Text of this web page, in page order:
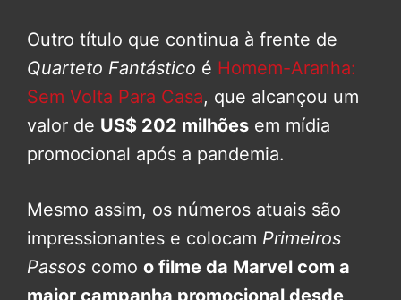
Outro título que continua à frente de
Quarteto Fantástico é Homem-Aranha:
Sem Volta Para Casa, que alcançou um
valor de US$ 202 milhões em mídia
promocional após a pandemia.
Mesmo assim, os números atuais são
impressionantes e colocam Primeiros
Passos como o filme da Marvel com a